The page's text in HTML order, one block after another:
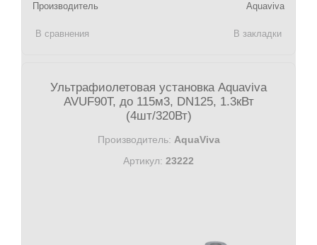
Производитель Aquaviva
В сравнения В закладки
Ультрафиолетовая установка Aquaviva
AVUF90T, до 115м3, DN125, 1.3кВт
(4шт/320Вт)
Производитель: AquaViva
Артикул: 23222